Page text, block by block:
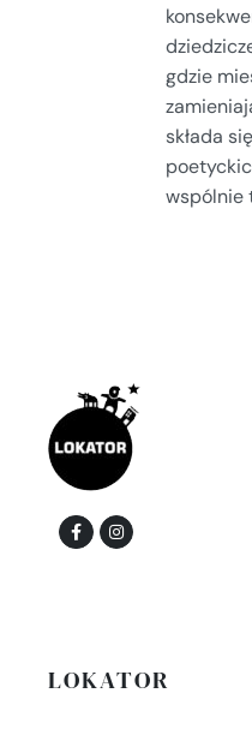
gdzie
składa
wspólnie
LOKATOR